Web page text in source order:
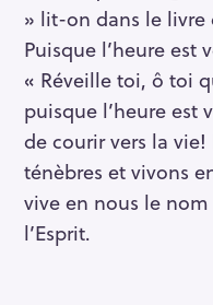
» lit-on dans le livre
Puisque l’heure est
« Réveille toi, ô toi
puisque l’heure est
de courir vers la vie!
ténèbres et vivons
vive en nous le
l’Esprit.